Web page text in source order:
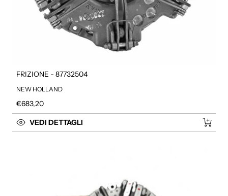
FRIZIONE - 87732504
NEW HOLLAND
Prezzo regolare
€683,20
VEDI DETTAGLI